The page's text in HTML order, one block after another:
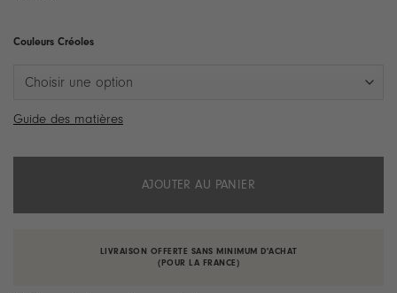
Couleurs Créoles
Guide des matières
AJOUTER AU PANIER
LIVRAISON OFFERTE SANS MINIMUM D'ACHAT
(POUR LA FRANCE)